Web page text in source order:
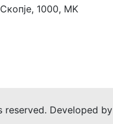
1000, MK
Developed by